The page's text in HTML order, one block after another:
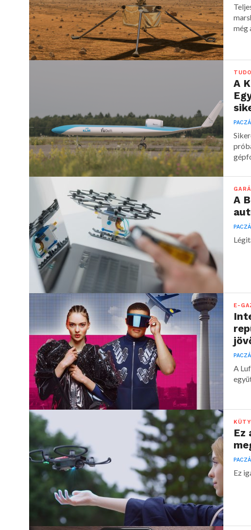
még
A
A
E-
A
Ez
Ez